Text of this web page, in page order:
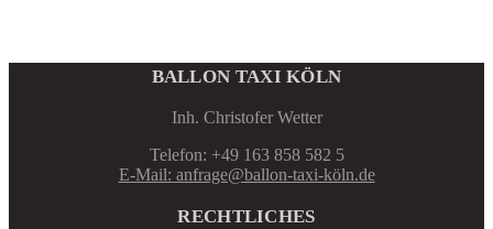
BALLON TAXI KÖLN
Inh. Christofer Wetter
Telefon: +49 163 858 582 5
E-Mail: anfrage@ballon-taxi-köln.de
RECHTLICHES